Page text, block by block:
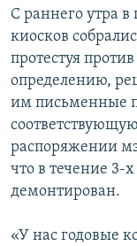
С раннего утра в
киосков
протестуя
определению,
им письменные
распоряжении
что в течение 3-
демонтирован.
«У нас годовые